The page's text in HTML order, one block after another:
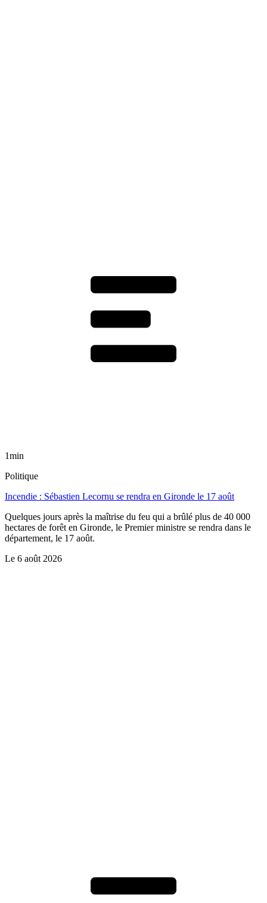
1min
Politique
Incendie : Sébastien Lecornu se rendra en Gironde le 17 août
Quelques jours après la maîtrise du feu qui a brûlé plus de 40 000
hectares de forêt en Gironde, le Premier ministre se rendra dans le
département, le 17 août.
Le 6 août 2026